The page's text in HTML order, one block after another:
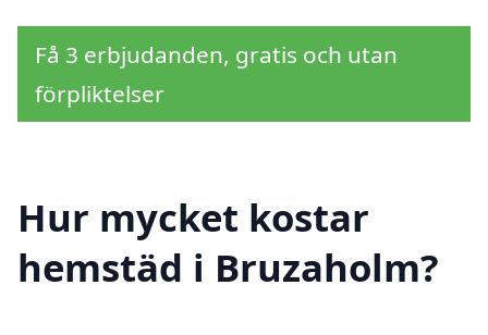
Få 3 erbjudanden, gratis och utan
förpliktelser
Hur mycket kostar
hemstäd i Bruzaholm?